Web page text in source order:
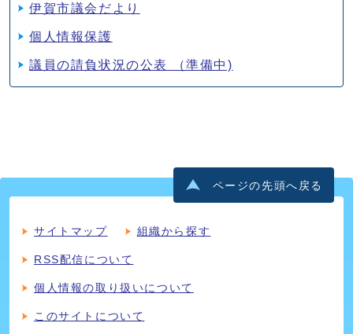
伊賀市議会だより
個人情報保護
議員の請負状況の公表 （準備中)
ページの先頭へ戻る
サイトマップ 組織から探す
RSS配信について
個人情報の取り扱いについて
このサイトについて